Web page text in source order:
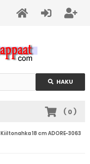
HAKU
( 0)
Kiiltonahka 18 cm ADORE-3063